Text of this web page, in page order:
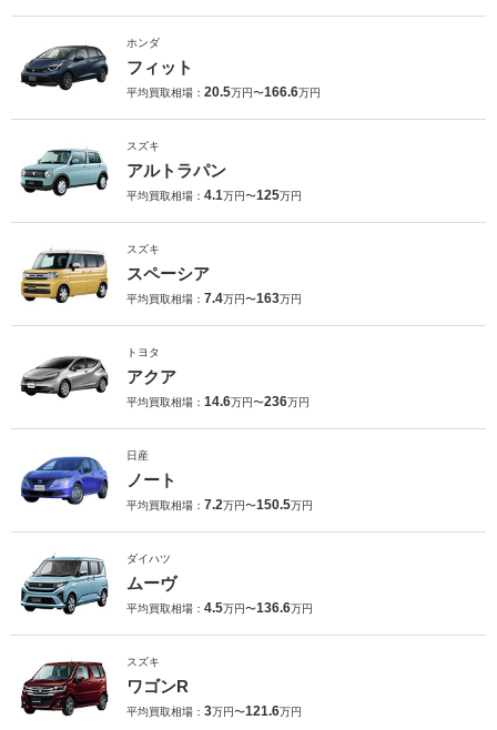
ホンダ
フィット
平均買取相場： 20.5万円〜166.6万円
スズキ
アルトラパン
平均買取相場： 4.1万円〜125万円
スズキ
スペーシア
平均買取相場： 7.4万円〜163万円
トヨタ
アクア
平均買取相場： 14.6万円〜236万円
日産
ノート
平均買取相場： 7.2万円〜150.5万円
ダイハツ
ムーヴ
平均買取相場： 4.5万円〜136.6万円
スズキ
ワゴンR
平均買取相場： 3万円〜121.6万円